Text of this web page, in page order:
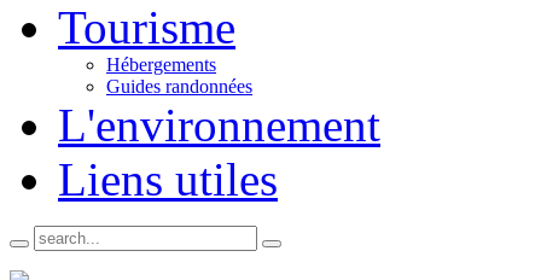
Tourisme
Hébergements
Guides randonnées
L'environnement
Liens utiles